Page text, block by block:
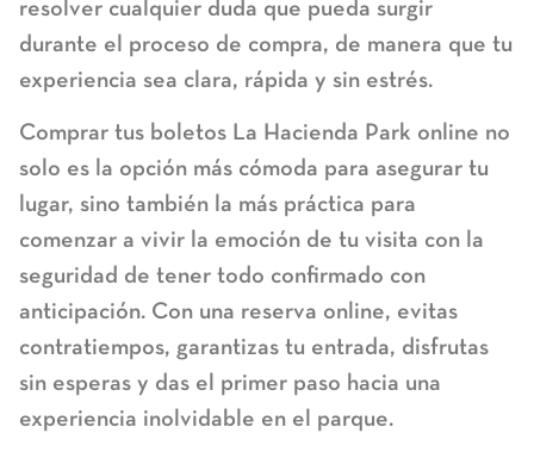
resolver cualquier duda que pueda surgir
durante el proceso de compra, de manera que tu
experiencia sea clara, rápida y sin estrés.
Comprar tus boletos La Hacienda Park online no
solo es la opción más cómoda para asegurar tu
lugar, sino también la más práctica para
comenzar a vivir la emoción de tu visita con la
seguridad de tener todo confirmado con
anticipación. Con una reserva online, evitas
contratiempos, garantizas tu entrada, disfrutas
sin esperas y das el primer paso hacia una
experiencia inolvidable en el parque.